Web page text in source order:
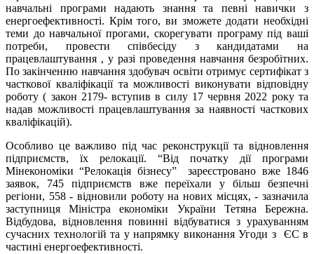
навчальні програми надають знання та певні навички з
енергоефективності. Крім того, ви зможете додати необхідні
теми до навчальної прогами, скорегувати програму під ваші
потреби, провести співбесіду з кандидатами на
працевлаштування , у разі проведення навчання безробітних.
По закінченню навчання здобувач освіти отримує сертифікат з
часткової кваліфікації та можливості виконувати відповідну
роботу ( закон 2179- вступив в силу 17 червня 2022 року та
надав можливості працевлаштування за наявності часткових
кваліфікацій).
Особливо це важливо під час реконструкції та відновлення
підприємств, їх релокації. “Від початку дії програми
Мінекономіки “Релокація бізнесу” зареєстровано вже 1846
заявок, 745 підприємств вже переїхали у більш безпечні
регіони, 558 - відновили роботу на нових місцях, - зазначила
заступниця Міністра економіки України Тетяна Бережна.
Відбудова, відновлення повинні відбуватися з урахуванням
сучасних технологій та у напрямку виконання Угоди з ЄС в
частині енергоефективності.